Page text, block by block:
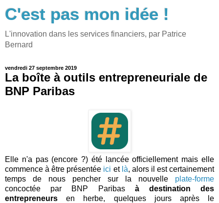
C'est pas mon idée !
L'innovation dans les services financiers, par Patrice
Bernard
vendredi 27 septembre 2019
La boîte à outils entrepreneuriale de
BNP Paribas
Elle n'a pas (encore ?) été lancée officiellement mais elle
commence à être présentée ici et là, alors il est certainement
temps de nous pencher sur la nouvelle plate-forme
concoctée par BNP Paribas à destination des
entrepreneurs en herbe, quelques jours après le